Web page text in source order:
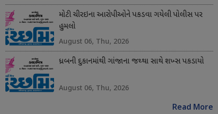
મોટી ચીરઇના આરોપીઓને પકડવા ગયેલી પોલીસ પર
હુમલો
August 06, Thu, 2026
ધ્રબની દુકાનમાંથી ગાંજાના જથ્થા સાથે શખ્સ પકડાયો
August 06, Thu, 2026
Read More